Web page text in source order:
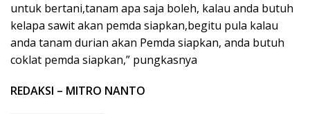
untuk bertani,tanam apa saja boleh, kalau anda butuh
kelapa sawit akan pemda siapkan,begitu pula kalau
anda tanam durian akan Pemda siapkan, anda butuh
coklat pemda siapkan,” pungkasnya
REDAKSI – MITRO NANTO